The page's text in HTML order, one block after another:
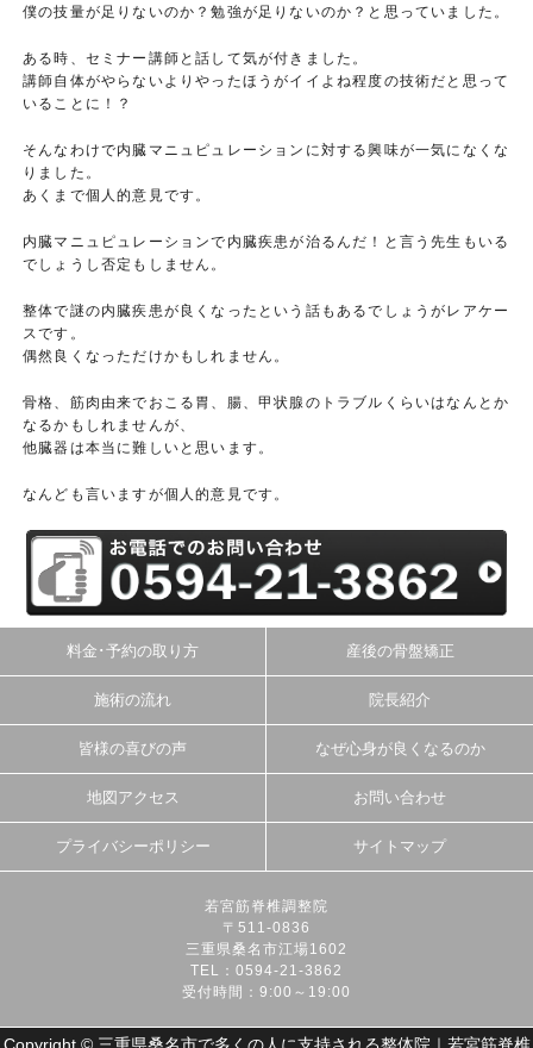
僕の技量が足りないのか？勉強が足りないのか？と思っていました。
ある時、セミナー講師と話して気が付きました。
講師自体がやらないよりやったほうがイイよね程度の技術だと思って
いることに！？
そんなわけで内臓マニュピュレーションに対する興味が一気になくな
りました。
あくまで個人的意見です。
内臓マニュピュレーションで内臓疾患が治るんだ！と言う先生もいる
でしょうし否定もしません。
整体で謎の内臓疾患が良くなったという話もあるでしょうがレアケー
スです。
偶然良くなっただけかもしれません。
骨格、筋肉由来でおこる胃、腸、甲状腺のトラブルくらいはなんとか
なるかもしれませんが、
他臓器は本当に難しいと思います。
なんども言いますが個人的意見です。
料金･予約の取り方 産後の骨盤矯正
施術の流れ 院長紹介
皆様の喜びの声 なぜ心身が良くなるのか
地図アクセス お問い合わせ
プライバシーポリシー サイトマップ
若宮筋脊椎調整院
〒511-0836
三重県桑名市江場1602
TEL：0594-21-3862
受付時間：9:00～19:00